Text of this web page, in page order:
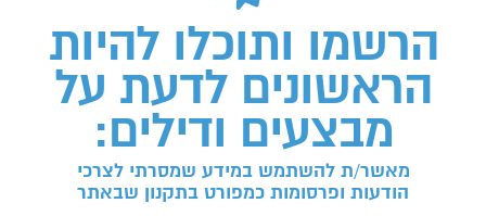
הרשמו ותוכלו להיות
הראשונים לדעת על
מבצעים ודילים:
מאשר/ת להשתמש במידע שמסרתי לצרכי
הודעות ופרסומות כמפורט בתקנון שבאתר